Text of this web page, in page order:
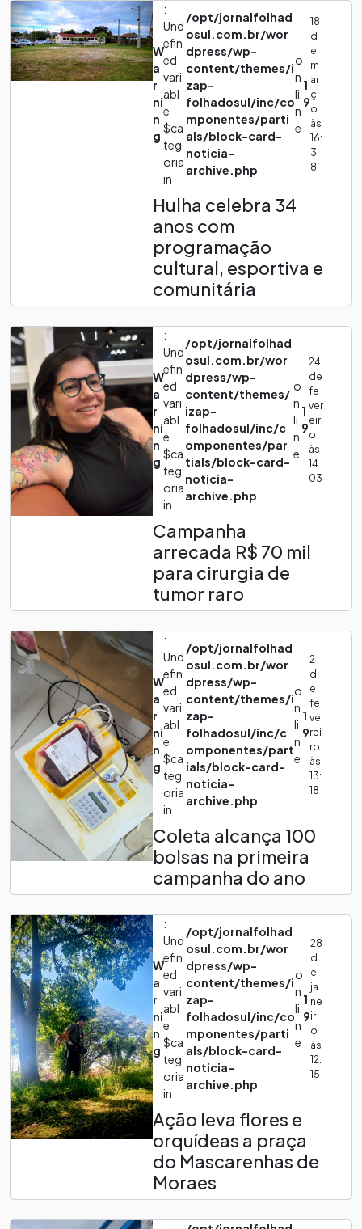
W
a
r
ni
n
g
:
Und
efin
ed
vari
abl
e
$ca
teg
oria
in
/opt/jornalfolhad
osul.com.br/wor
dpress/wp-
content/themes/i
zap-
folhadosul/inc/co
mponentes/parti
als/block-card-
noticia-
archive.php
o
n
li
n
e
1
9
18
d
e
m
ar
ç
o
às
16:
3
8
Hulha celebra 34
anos com
programação
cultural, esportiva e
comunitária
W
a
r
ni
n
g
:
Und
efin
ed
vari
abl
e
$ca
teg
oria
in
/opt/jornalfolhad
osul.com.br/wor
dpress/wp-
content/themes/
izap-
folhadosul/inc/c
omponentes/par
tials/block-card-
noticia-
archive.php
o
n
li
n
e
1
9
24
de
fe
ver
eir
o
às
14:
03
Campanha
arrecada R$ 70 mil
para cirurgia de
tumor raro
W
a
r
ni
n
g
:
Und
efin
ed
vari
abl
e
$ca
teg
oria
in
/opt/jornalfolhad
osul.com.br/wor
dpress/wp-
content/themes/i
zap-
folhadosul/inc/c
omponentes/part
ials/block-card-
noticia-
archive.php
o
n
li
n
e
1
9
2
d
e
fe
ve
rei
ro
às
13:
18
Coleta alcança 100
bolsas na primeira
campanha do ano
W
a
r
ni
n
g
:
Und
efin
ed
vari
abl
e
$ca
teg
oria
in
/opt/jornalfolhad
osul.com.br/wor
dpress/wp-
content/themes/i
zap-
folhadosul/inc/co
mponentes/parti
als/block-card-
noticia-
archive.php
o
n
li
n
e
1
9
28
d
e
ja
ne
ir
o
às
12:
15
Ação leva flores e
orquídeas a praça
do Mascarenhas de
Moraes